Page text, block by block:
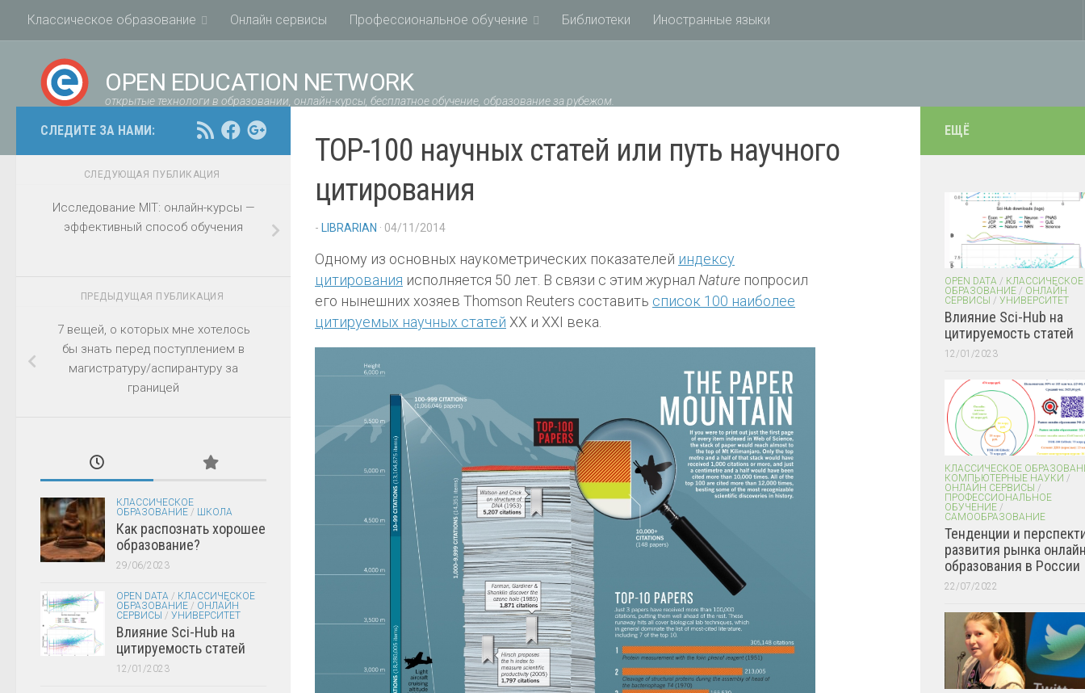
Классическое образование Онлайн сервисы Профессиональное обучение Библиотеки Иностранные языки
OPEN EDUCATION NETWORK
открытые технологи в образовании, онлайн-курсы, бесплатное обучение, образование за рубежом.
TOP-100 научных статей или путь научного
цитирования
- LIBRARIAN · 04/11/2014
Одному из основных наукометрических показателей индексу
цитирования исполняется 50 лет. В связи с этим журнал Nature попросил
его нынешних хозяев Thomson Reuters составить список 100 наиболее
цитируемых научных статей XX и XXI века.
СЛЕДИТЕ ЗА НАМИ:
СЛЕДУЮЩАЯ ПУБЛИКАЦИЯ
Исследование MIT: онлайн-курсы —
эффективный способ обучения
ПРЕДЫДУЩАЯ ПУБЛИКАЦИЯ
7 вещей, о которых мне хотелось
бы знать перед поступлением в
магистратуру/аспирантуру за
границей
КЛАССИЧЕСКОЕ
ОБРАЗОВАНИЕ / ШКОЛА
Как распознать хорошее
образование?
29/06/2023
OPEN DATA / КЛАССИЧЕСКОЕ
ОБРАЗОВАНИЕ / ОНЛАЙН
СЕРВИСЫ / УНИВЕРСИТЕТ
Влияние Sci-Hub на
цитируемость статей
12/01/2023
ЕЩЁ
OPEN DATA / КЛАССИЧЕСКОЕ
ОБРАЗОВАНИЕ / ОНЛАЙН
СЕРВИСЫ / УНИВЕРСИТЕТ
Влияние Sci-Hub на
цитируемость статей
12/01/2023
КЛАССИЧЕСКОЕ
КОМПЬЮТЕРНЫЕ НАУКИ /
ОНЛАЙН СЕРВИСЫ /
ПРОФЕССИОНАЛЬНОЕ
ОБУЧЕНИЕ /
САМООБРАЗОВАНИЕ
Тенденции и
развития рынка
образования в России
22/07/2022